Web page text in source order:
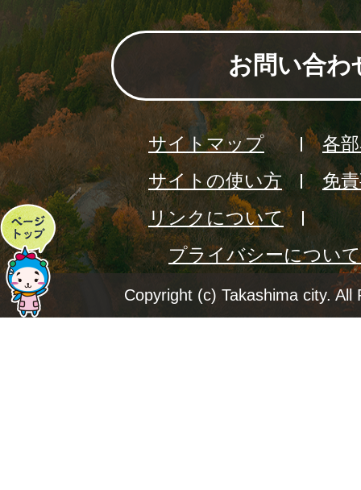
ペ
ー
ジ
お問い合わ
サイトマップ
各
サイトの使い方
免
リンクについて
プライバシーについて
Copyright (c) Takashima city. All